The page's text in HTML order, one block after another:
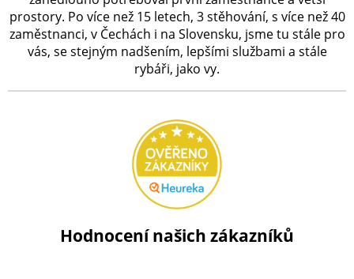
prostory. Po více než 15 letech, 3 stěhování, s více než 40
zaměstnanci, v Čechách i na Slovensku, jsme tu stále pro
vás, se stejným nadšením, lepšími službami a stále
rybáři, jako vy.
Hodnocení našich zákazníků